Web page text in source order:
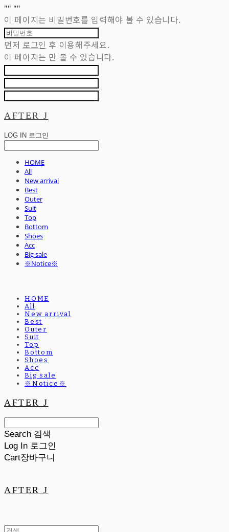
"" ""
이 페이지는 비밀번호를 입력해야 볼 수 있습니다.
먼저 로그인 후 이용해주세요.
이 페이지는 만 볼 수 있습니다.
AFTER J
LOG IN 로그인
HOME
All
New arrival
Best
Outer
Suit
Top
Bottom
Shoes
Acc
Big sale
※Notice※
HOME
All
New arrival
Best
Outer
Suit
Top
Bottom
Shoes
Acc
Big sale
※Notice※
AFTER J
Search 검색
Log In 로그인
Cart장바구니
AFTER J